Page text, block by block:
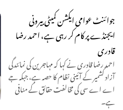
جوائنٹ عوامی ایکشن کمیٹی بیرونی
ایجنڈے پر کام کر رہی ہے، احمد رضا
قادری
احمد رضا قادری نے کہا کہ مہاجرین کی نمائندگی
آزاد کشمیر کے آئینی نظام کا حصہ ہے، جبکہ جے
اے اے سی کی مخالفت حقائق کے منافی
ہے۔